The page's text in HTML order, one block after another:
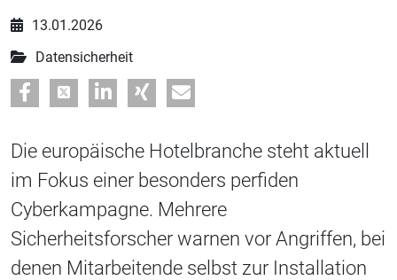
13.01.2026
Datensicherheit
Die europäische Hotelbranche steht aktuell
im Fokus einer besonders perfiden
Cyberkampagne. Mehrere
Sicherheitsforscher warnen vor Angriffen, bei
denen Mitarbeitende selbst zur Installation